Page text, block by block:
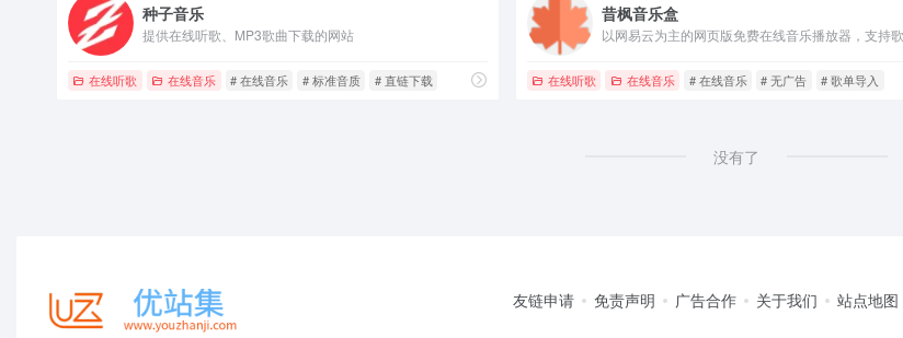
种子音乐
提供在线听歌、MP3歌曲下载的网站
在线听歌 在线音乐 # 在线音乐 # 标准音质 # 直链下载
昔枫音乐盒
在线听歌 在线音乐 # 在线音乐 # 无广告 # 歌单导入
没有了
友链申请 免责声明 广告合作 关于我们 站点地图